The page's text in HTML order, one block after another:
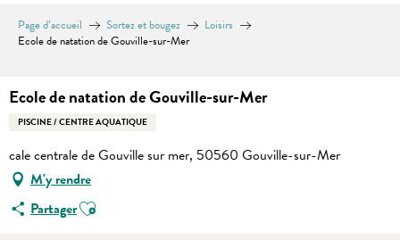
Page d’accueil Sortez et bougez
Loisirs
Ecole de natation de Gouville-sur-Mer
Ecole de natation de Gouville-sur-Mer
PISCINE / CENTRE AQUATIQUE
cale centrale de Gouville sur mer, 50560 Gouville-sur-Mer
M'y rendre
PartagerAjouter aux favoris